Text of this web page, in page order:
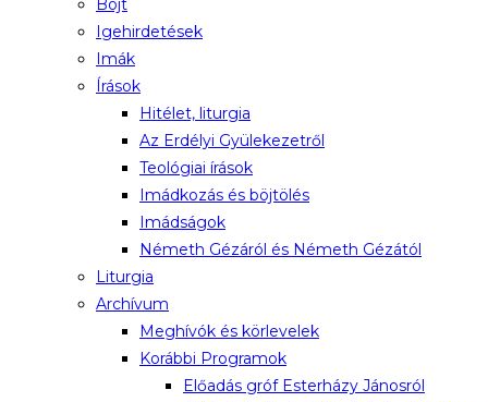
Böjt
Igehirdetések
Imák
Írások
Hitélet, liturgia
Az Erdélyi Gyülekezetről
Teológiai írások
Imádkozás és böjtölés
Imádságok
Németh Gézáról és Németh Gézától
Liturgia
Archívum
Meghívók és körlevelek
Korábbi Programok
Előadás gróf Esterházy Jánosról